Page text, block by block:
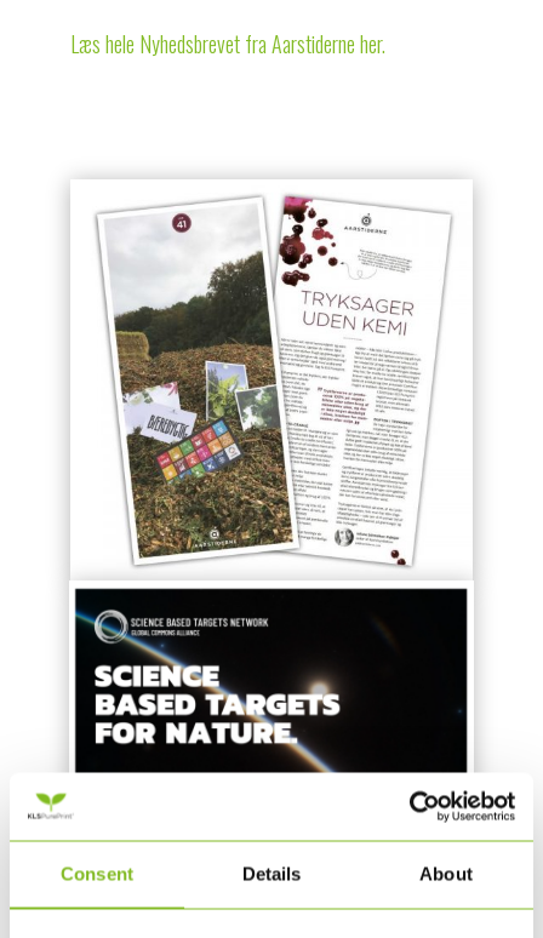
Consent Details About
Læs hele Nyhedsbrevet fra Aarstiderne her.
KLS PUREPRINT VALIDATES ITS
ASSESSMENT AND